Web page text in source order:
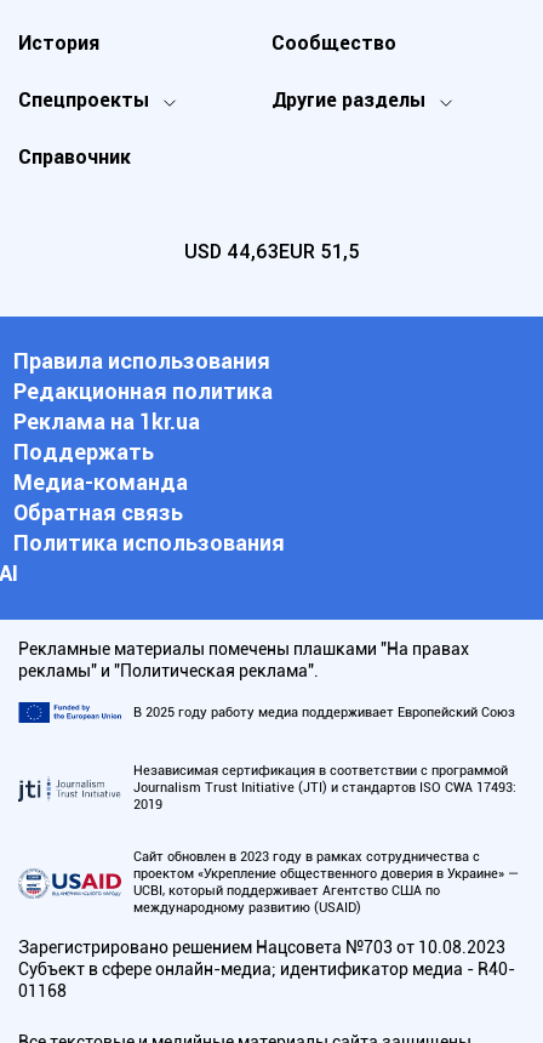
Спецпроекты Другие разделы
История
Справочник
Сообщество
USD 44,63EUR 51,5
Правила использования
Редакционная политика
Реклама на 1kr.ua
Поддержать
Медиа-команда
Обратная связь
Политика использования
АI
Рекламные материалы помечены плашками "На правах
рекламы" и "Политическая реклама".
В 2025 году работу медиа поддерживает Европейский Союз
Независимая сертификация в соответствии с программой
Journalism Trust Initiative (JTI) и стандартов ISO CWA 17493:
2019
Сайт обновлен в 2023 году в рамках сотрудничества с
проектом «Укрепление общественного доверия в Украине» —
UCBI, который поддерживает Агентство США по
международному развитию (USAID)
Зарегистрировано решением Нацсовета №703 от 10.08.2023
Субъект в сфере онлайн-медиа; идентификатор медиа - R40-
01168